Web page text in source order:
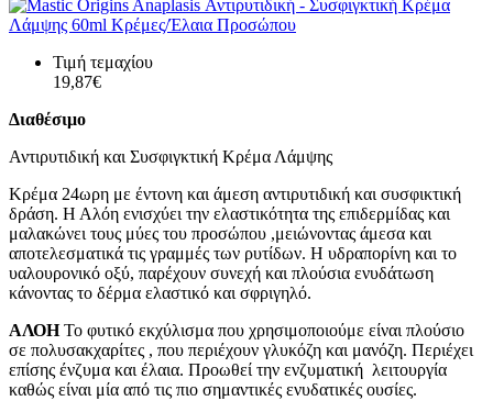
Τιμή τεμαχίου
19,87€
Διαθέσιμο
Αντιρυτιδική και Συσφιγκτική Κρέμα Λάμψης
Κρέμα 24ωρη με έντονη και άμεση αντιρυτιδική και συσφικτική
δράση. Η Αλόη ενισχύει την ελαστικότητα της επιδερμίδας και
μαλακώνει τους μύες του προσώπου ,μειώνοντας άμεσα και
αποτελεσματικά τις γραμμές των ρυτίδων. Η υδραπορίνη και το
υαλουρονικό οξύ, παρέχουν συνεχή και πλούσια ενυδάτωση
κάνοντας το δέρμα ελαστικό και σφριγηλό.
ΑΛΟΗΤο φυτικό εκχύλισμα που χρησιμοποιούμε είναι πλούσιο
σε πολυσακχαρίτες , που περιέχουν γλυκόζη και μανόζη. Περιέχει
επίσης ένζυμα και έλαια. Προωθεί την ενζυματική λειτουργία
καθώς είναι μία από τις πιο σημαντικές ενυδατικές ουσίες.